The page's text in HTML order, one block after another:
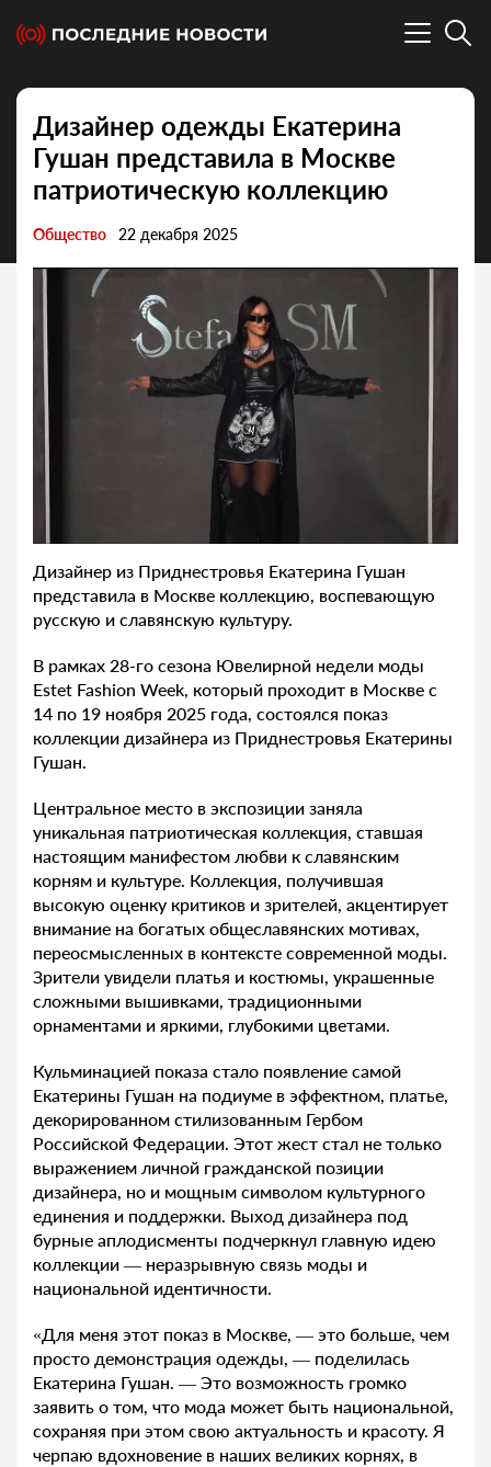
Дизайнер одежды Екатерина
Гушан представила в Москве
патриотическую коллекцию
Общество 22 декабря 2025
Дизайнер из Приднестровья Екатерина Гушан
представила в Москве коллекцию, воспевающую
русскую и славянскую культуру.
В рамках 28-го сезона Ювелирной недели моды
Estet Fashion Week, который проходит в Москве с
14 по 19 ноября 2025 года, состоялся показ
коллекции дизайнера из Приднестровья Екатерины
Гушан.
Центральное место в экспозиции заняла
уникальная патриотическая коллекция, ставшая
настоящим манифестом любви к славянским
корням и культуре. Коллекция, получившая
высокую оценку критиков и зрителей, акцентирует
внимание на богатых общеславянских мотивах,
переосмысленных в контексте современной моды.
Зрители увидели платья и костюмы, украшенные
сложными вышивками, традиционными
орнаментами и яркими, глубокими цветами.
Кульминацией показа стало появление самой
Екатерины Гушан на подиуме в эффектном, платье,
декорированном стилизованным Гербом
Российской Федерации. Этот жест стал не только
выражением личной гражданской позиции
дизайнера, но и мощным символом культурного
единения и поддержки. Выход дизайнера под
бурные аплодисменты подчеркнул главную идею
коллекции — неразрывную связь моды и
национальной идентичности.
«Для меня этот показ в Москве, — это больше, чем
просто демонстрация одежды, — поделилась
Екатерина Гушан. — Это возможность громко
заявить о том, что мода может быть национальной,
сохраняя при этом свою актуальность и красоту. Я
черпаю вдохновение в наших великих корнях, в